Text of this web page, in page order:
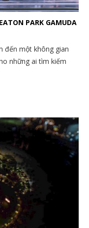
PARK GAMUDA
đến một không gian
những ai tìm kiếm